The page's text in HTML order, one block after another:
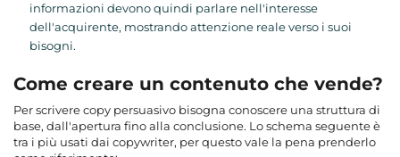
informazioni devono quindi parlare nell'interesse
dell'acquirente, mostrando attenzione reale verso i suoi
bisogni.
Come creare un contenuto che vende?
Per scrivere copy persuasivo bisogna conoscere una struttura di
base, dall'apertura fino alla conclusione. Lo schema seguente è
tra i più usati dai copywriter, per questo vale la pena prenderlo